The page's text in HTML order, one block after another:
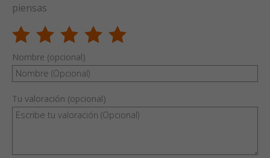
piensas
Nombre (opcional)
Tu valoración (opcional)